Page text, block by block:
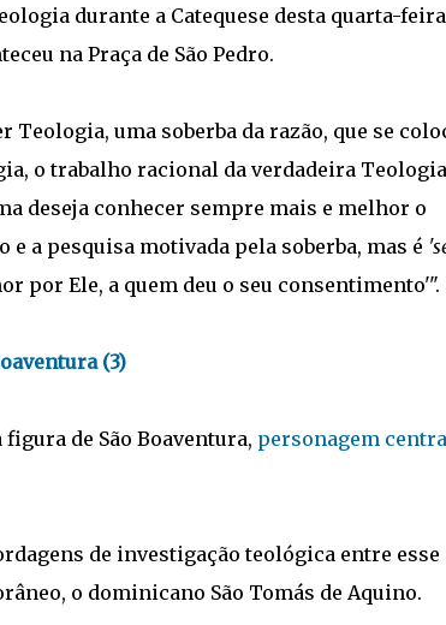
durante a Catequese desta quarta-feira,
na Praça de São Pedro.
uma soberba da razão, que se
o trabalho racional da verdadeira Teologia
deseja conhecer sempre mais e melhor o
a pesquisa motivada pela soberba, mas é
por Ele, a quem deu o seu consentimento'".
(3)
de São Boaventura, personagem
de investigação teológica entre esse
o dominicano São Tomás de Aquino.